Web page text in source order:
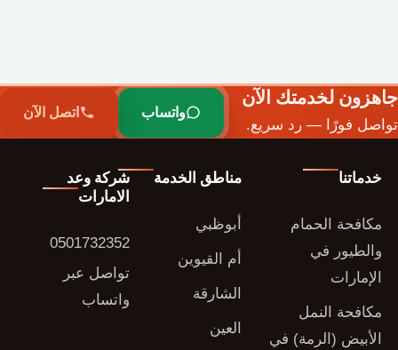
جاهزون لخدمتك الآن
تواصل فورًا — رد سريع.
واتساب اتصل الآن
خدماتنا
مكافحة الحمام
والطيور في
الإمارات
مكافحة النمل
الأبيض (الرمة) في
مناطق الخدمة
أبوظبي
أم القيوين
الشارقة
العين
شركة وعد
الامارات
0501732352
تواصل عبر
واتساب